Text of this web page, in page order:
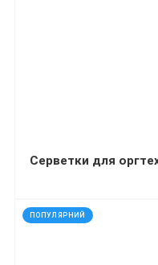
ПОПУЛЯРНИЙ
код: 40790